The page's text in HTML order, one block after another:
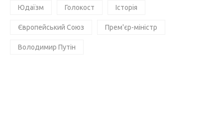
Юдаїзм Голокост Історія
Європейський Союз Прем'єр-міністр
Володимир Путін